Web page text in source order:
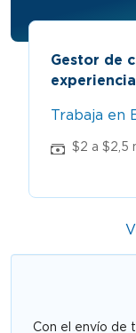
Gestor de
Trabaja en
$2 a $2,5
Con el envío de